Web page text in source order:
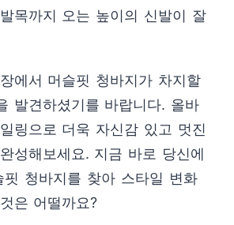
목까지 오는 높이의 신발이 잘
에서 머슬핏 청바지가 차지할
발견하셨기를 바랍니다. 올바
링으로 더욱 자신감 있고 멋진
성해보세요. 지금 바로 당신에
청바지를 찾아 스타일 변화
은 어떨까요?